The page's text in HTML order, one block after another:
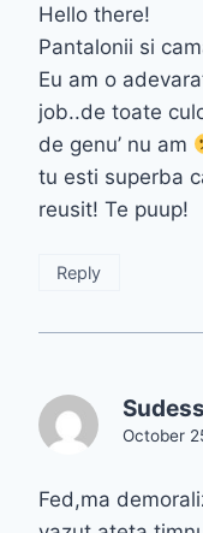
Hello there!
Pantalonii si
Eu am o
job..de toate
de genu’ nu am
tu esti superba
reusit! Te puup!
Reply
October
Fed,ma